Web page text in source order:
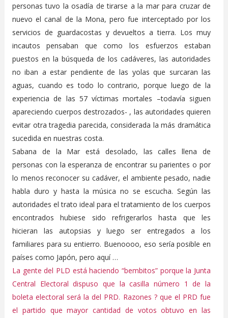
personas tuvo la osadía de tirarse a la mar para cruzar de
nuevo el canal de la Mona, pero fue interceptado por los
servicios de guardacostas y devueltos a tierra. Los muy
incautos pensaban que como los esfuerzos estaban
puestos en la búsqueda de los cadáveres, las autoridades
no iban a estar pendiente de las yolas que surcaran las
aguas, cuando es todo lo contrario, porque luego de la
experiencia de las 57 víctimas mortales –todavía siguen
apareciendo cuerpos destrozados- , las autoridades quieren
evitar otra tragedia parecida, considerada la más dramática
sucedida en nuestras costa.
Sabana de la Mar está desolado, las calles llena de
personas con la esperanza de encontrar su parientes o por
lo menos reconocer su cadáver, el ambiente pesado, nadie
habla duro y hasta la música no se escucha. Según las
autoridades el trato ideal para el tratamiento de los cuerpos
encontrados hubiese sido refrigerarlos hasta que les
hicieran las autopsias y luego ser entregados a los
familiares para su entierro. Buenoooo, eso sería posible en
países como Japón, pero aquí …
La gente del PLD está haciendo “bembitos” porque la Junta
Central Electoral dispuso que la casilla número 1 de la
boleta electoral será la del PRD. Razones ? que el PRD fue
el partido que mayor cantidad de votos obtuvo en las